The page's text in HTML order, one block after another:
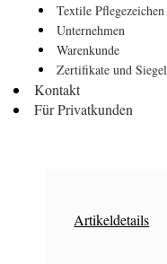
Textile Pflegezeichen
Unternehmen
Warenkunde
Zertifikate und Siegel
Kontakt
Für Privatkunden
Artikeldetails